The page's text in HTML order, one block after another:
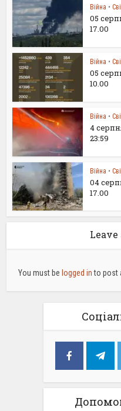
Війна •
05
17.00
Війна •
05
10.00
Війна •
4
23:59
Війна •
04
17.00
Leave
You must be logged into post